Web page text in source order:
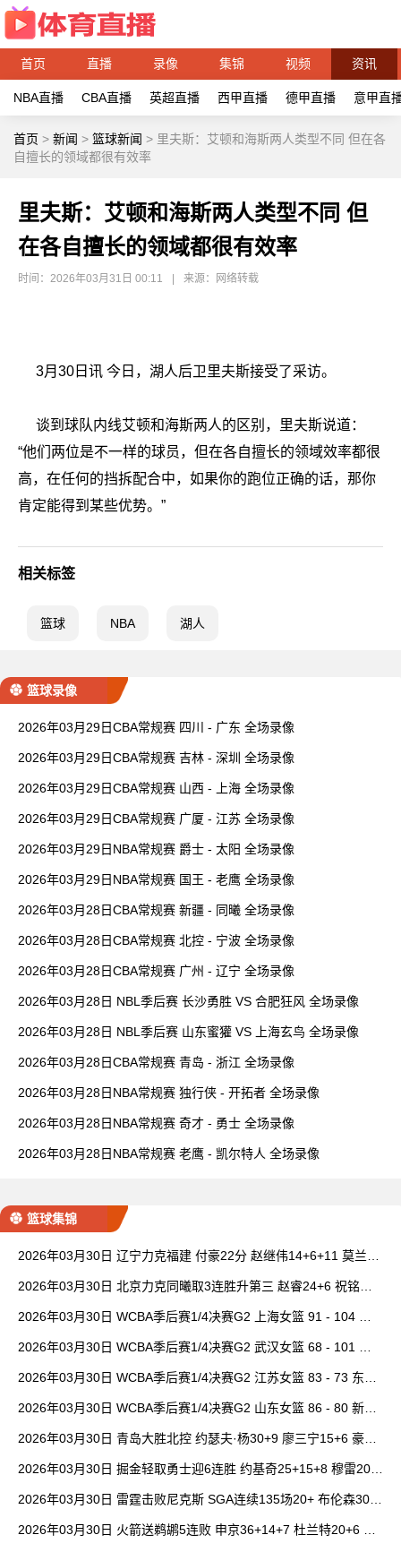
首页 直播 录像 集锦 视频 资讯
NBA直播 CBA直播 英超直播 西甲直播 德甲直播 意甲直
首页 > 新闻 > 篮球新闻 > 里夫斯：艾顿和海斯两人类型不同 但在各
自擅长的领域都很有效率
里夫斯：艾顿和海斯两人类型不同 但
在各自擅长的领域都很有效率
时间：2026年03月31日 00:11 来源：网络转载
3月30日讯 今日，湖人后卫里夫斯接受了采访。
谈到球队内线艾顿和海斯两人的区别，里夫斯说道：
“他们两位是不一样的球员，但在各自擅长的领域效率都很
高，在任何的挡拆配合中，如果你的跑位正确的话，那你
肯定能得到某些优势。”
相关标签
篮球 NBA 湖人
篮球录像
2026年03月29日CBA常规赛 四川 - 广东 全场录像
2026年03月29日CBA常规赛 吉林 - 深圳 全场录像
2026年03月29日CBA常规赛 山西 - 上海 全场录像
2026年03月29日CBA常规赛 广厦 - 江苏 全场录像
2026年03月29日NBA常规赛 爵士 - 太阳 全场录像
2026年03月29日NBA常规赛 国王 - 老鹰 全场录像
2026年03月28日CBA常规赛 新疆 - 同曦 全场录像
2026年03月28日CBA常规赛 北控 - 宁波 全场录像
2026年03月28日CBA常规赛 广州 - 辽宁 全场录像
2026年03月28日 NBL季后赛 长沙勇胜 VS 合肥狂风 全场录像
2026年03月28日 NBL季后赛 山东蜜獾 VS 上海玄鸟 全场录像
2026年03月28日CBA常规赛 青岛 - 浙江 全场录像
2026年03月28日NBA常规赛 独行侠 - 开拓者 全场录像
2026年03月28日NBA常规赛 奇才 - 勇士 全场录像
2026年03月28日NBA常规赛 老鹰 - 凯尔特人 全场录像
篮球集锦
2026年03月30日 辽宁力克福建 付豪22分 赵继伟14+6+11 莫兰德
2026年03月30日 北京力克同曦取3连胜升第三 赵睿24+6 祝铭震1
2026年03月30日 WCBA季后赛1/4决赛G2 上海女篮 91 - 104 四
2026年03月30日 WCBA季后赛1/4决赛G2 武汉女篮 68 - 101 山
2026年03月30日 WCBA季后赛1/4决赛G2 江苏女篮 83 - 73 东莞
2026年03月30日 WCBA季后赛1/4决赛G2 山东女篮 86 - 80 新疆
2026年03月30日 青岛大胜北控 约瑟夫·杨30+9 廖三宁15+6 豪斯
2026年03月30日 掘金轻取勇士迎6连胜 约基奇25+15+8 穆雷20+
2026年03月30日 雷霆击败尼克斯 SGA连续135场20+ 布伦森30分
2026年03月30日 火箭送鹈鹕5连败 申京36+14+7 杜兰特20+6 锡